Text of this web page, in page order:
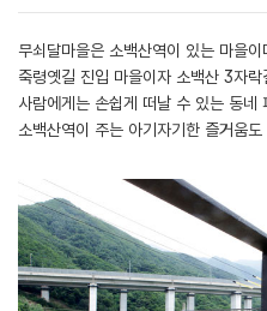
무쇠달마을은 소백산역이 있는 마을
죽령옛길 진입 마을이자 소백산 3자락
사람에게는 손쉽게 떠날 수 있는 동네
소백산역이 주는 아기자기한 즐거움